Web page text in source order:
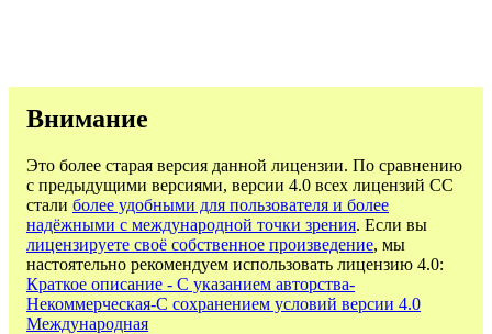
Внимание
Это более старая версия данной лицензии. По сравнению
с предыдущими версиями, версии 4.0 всех лицензий CC
стали более удобными для пользователя и более
надёжными с международной точки зрения. Если вы
лицензируете своё собственное произведение, мы
настоятельно рекомендуем использовать лицензию 4.0:
Краткое описание - С указанием авторства-
Некоммерческая-С сохранением условий версии 4.0
Международная